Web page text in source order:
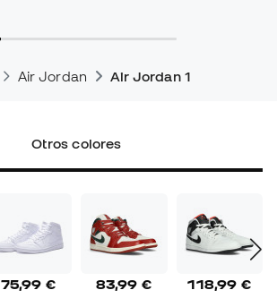
Air Jordan Air Jordan 1
Otros colores
75,99 € 83,99 € 118,99 €